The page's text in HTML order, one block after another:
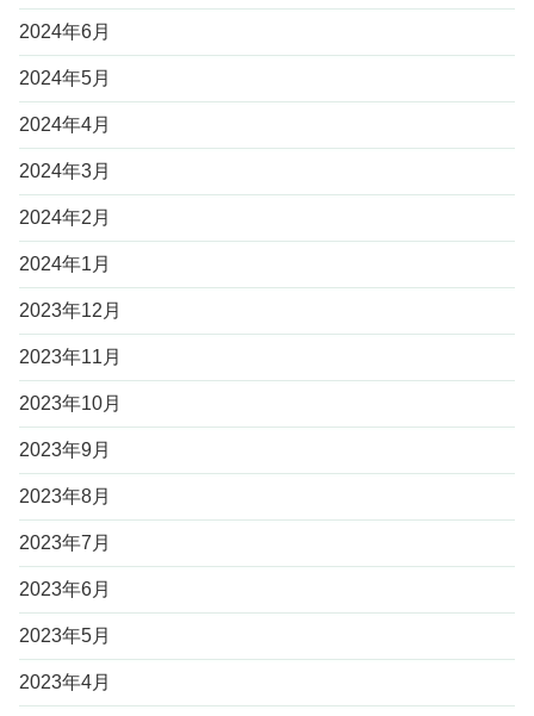
2024年6月
2024年5月
2024年4月
2024年3月
2024年2月
2024年1月
2023年12月
2023年11月
2023年10月
2023年9月
2023年8月
2023年7月
2023年6月
2023年5月
2023年4月